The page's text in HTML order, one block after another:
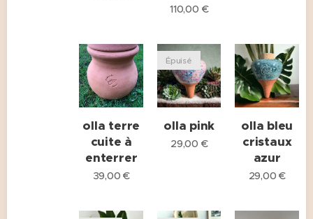
110,00 €
olla terre
cuite à
enterrer
39,00 €
olla pink
Épuisé
29,00 €
olla bleu
cristaux
azur
29,00 €